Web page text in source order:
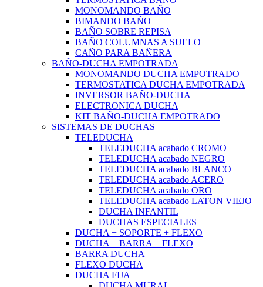
MONOMANDO BAÑO
BIMANDO BAÑO
BAÑO SOBRE REPISA
BAÑO COLUMNAS A SUELO
CAÑO PARA BAÑERA
BAÑO-DUCHA EMPOTRADA
MONOMANDO DUCHA EMPOTRADO
TERMOSTATICA DUCHA EMPOTRADA
INVERSOR BAÑO-DUCHA
ELECTRONICA DUCHA
KIT BAÑO-DUCHA EMPOTRADO
SISTEMAS DE DUCHAS
TELEDUCHA
TELEDUCHA acabado CROMO
TELEDUCHA acabado NEGRO
TELEDUCHA acabado BLANCO
TELEDUCHA acabado ACERO
TELEDUCHA acabado ORO
TELEDUCHA acabado LATON VIEJO
DUCHA INFANTIL
DUCHAS ESPECIALES
DUCHA + SOPORTE + FLEXO
DUCHA + BARRA + FLEXO
BARRA DUCHA
FLEXO DUCHA
DUCHA FIJA